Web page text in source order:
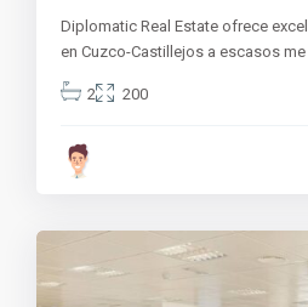
Diplomatic Real Estate ofrece
en Cuzco-Castillejos a escasos me
2 200